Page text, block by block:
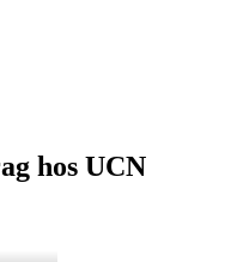
hos UCN